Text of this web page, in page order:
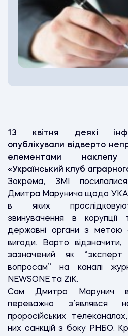
13 квітня деякі
опублікували відверто
елементами
«Український клуб
Зокрема, ЗМІ
Дмитра Марунича щодо
в яких
звинувачення в
державні органи з метою
вигоди. Варто
зазначений як
вопросам” на каналі
NEWSONE та ZiK.
Сам Дмитро Марунич в
переважно з’являвся
проросійських
них санкцій з боку РНБО.